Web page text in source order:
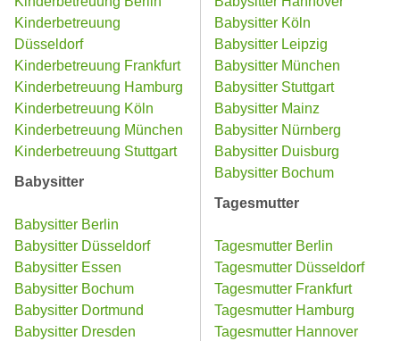
Kinderbetreuung
Düsseldorf
Kinderbetreuung Frankfurt
Kinderbetreuung Hamburg
Kinderbetreuung Köln
Kinderbetreuung München
Kinderbetreuung Stuttgart
Babysitter
Babysitter Berlin
Babysitter Düsseldorf
Babysitter Essen
Babysitter Bochum
Babysitter Dortmund
Babysitter Dresden
Babysitter Köln
Babysitter Leipzig
Babysitter München
Babysitter Stuttgart
Babysitter Mainz
Babysitter Nürnberg
Babysitter Duisburg
Babysitter Bochum
Tagesmutter
Tagesmutter Berlin
Tagesmutter Düsseldorf
Tagesmutter Frankfurt
Tagesmutter Hamburg
Tagesmutter Hannover